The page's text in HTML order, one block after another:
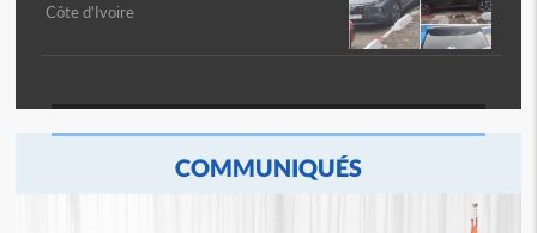
Côte d'Ivoire
COMMUNIQUÉS